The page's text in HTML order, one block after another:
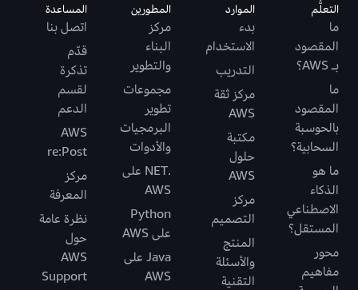
التعلُّم
ما
المقصود
بـ AWS؟
ما
المقصود
بالحوسبة
السحابية؟
ما هو
الذكاء
الاصطناعي
المستقل؟
محور
مفاهيم
الموارد
بدء
الاستخدام
التدريب
مركز ثقة
AWS
مكتبة
حلول
AWS
مركز
التصميم
المنتج
والأسئلة
التقنية
المطورين
مركز
البناء
والتطوير
مجموعات
تطوير
البرمجيات
والأدوات
.NET على
AWS
Python
على AWS
Java على
AWS
المساعدة
اتصل بنا
قدّم
تذكرة
لقسم
الدعم
AWS
re:Post
مركز
المعرفة
نظرة عامة
حول
AWS
Support